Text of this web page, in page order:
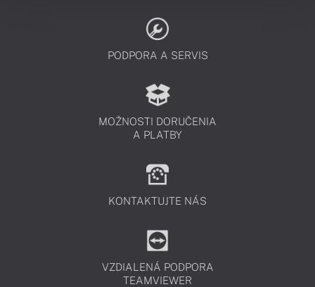
PODPORA A SERVIS
MOŽNOSTI DORUČENIA
A PLATBY
KONTAKTUJTE NÁS
VZDIALENÁ PODPORA
TEAMVIEWER